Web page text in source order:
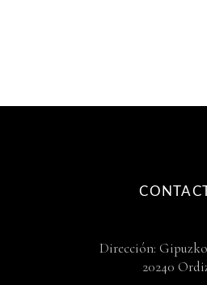
Dirección:
20240